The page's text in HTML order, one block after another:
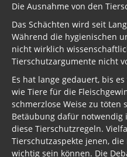
Das Schächten wird seit
Während die hygienischen
nicht wirklich
Tierschutzargumente nicht
Es hat lange gedauert, bis
wie Tiere für die
schmerzlose Weise zu töten
Betäubung dafür notwendig
diese Tierschutzregeln.
Tierschutzaspekte jenen, die
wichtig sein können. Die
abgetan und abgewürgt.